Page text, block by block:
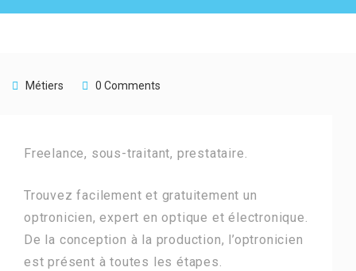
Métiers 0 Comments
Freelance, sous-traitant, prestataire.
Trouvez facilement et gratuitement un
optronicien, expert en optique et électronique.
De la conception à la production, l’optronicien
est présent à toutes les étapes.